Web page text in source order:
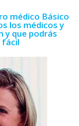
médico Básico
los médicos y
y que podrás
fácil